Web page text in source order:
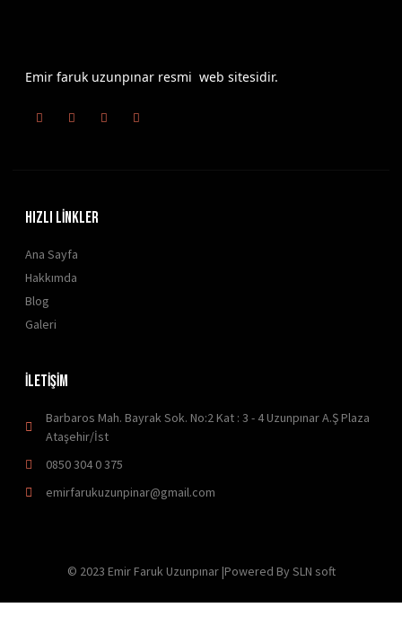
Emir faruk uzunpınar resmi web sitesidir.
HIZLI LİNKLER
Ana Sayfa
Hakkımda
Blog
Galeri
İLETİŞİM
Barbaros Mah. Bayrak Sok. No:2 Kat : 3 - 4 Uzunpınar A.Ş Plaza
Ataşehir/İst
0850 304 0 375
emirfarukuzunpinar@gmail.com
© 2023 Emir Faruk Uzunpınar |Powered By SLN soft